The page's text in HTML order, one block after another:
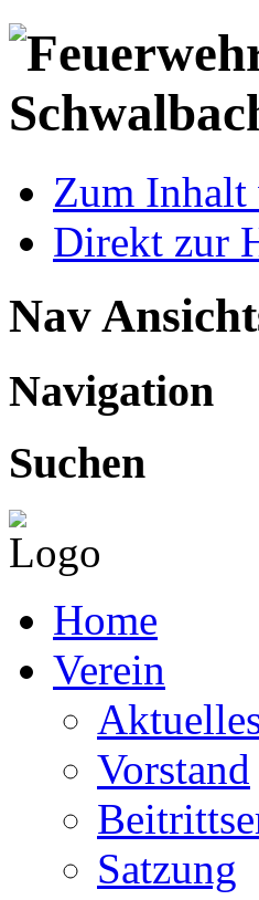
Zum Inhalt
Direkt zur
Nav
Navigation
Suchen
Home
Verein
Vorstand
Satzung